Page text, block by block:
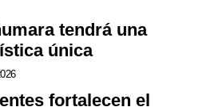
tendrá una
única
fortalecen el